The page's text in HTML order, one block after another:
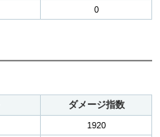
0
ダメージ指数
1920